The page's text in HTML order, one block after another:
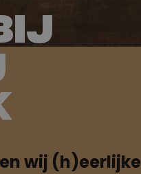
wij (h)eerlijke